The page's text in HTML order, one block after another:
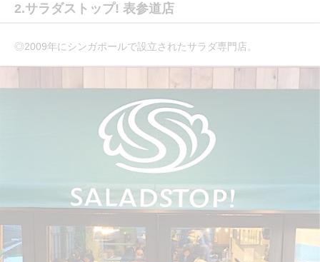
2.サラダストップ! 表参道店
◎2009年にシンガポールで設立されたサラダ専門店。